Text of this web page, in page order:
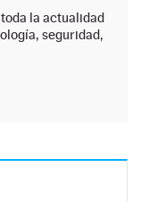
la actualidad
seguridad,